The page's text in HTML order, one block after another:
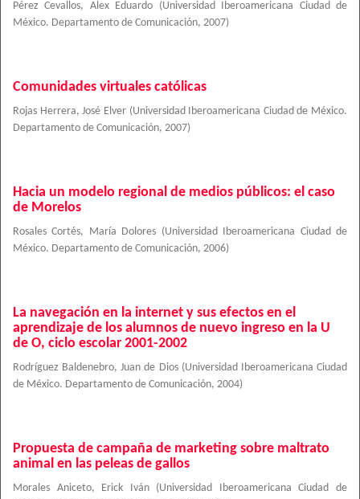
Pérez Cevallos, Alex Eduardo (Universidad Iberoamericana Ciudad de
México. Departamento de Comunicación, 2007)
Comunidades virtuales católicas
Rojas Herrera, José Elver (Universidad Iberoamericana Ciudad de México.
Departamento de Comunicación, 2007)
Hacia un modelo regional de medios públicos: el caso
de Morelos
Rosales Cortés, María Dolores (Universidad Iberoamericana Ciudad de
México. Departamento de Comunicación, 2006)
La navegación en la internet y sus efectos en el
aprendizaje de los alumnos de nuevo ingreso en la U
de O, ciclo escolar 2001-2002
Rodríguez Baldenebro, Juan de Dios (Universidad Iberoamericana Ciudad
de México. Departamento de Comunicación, 2004)
Propuesta de campaña de marketing sobre maltrato
animal en las peleas de gallos
Morales Aniceto, Erick Iván (Universidad Iberoamericana Ciudad de